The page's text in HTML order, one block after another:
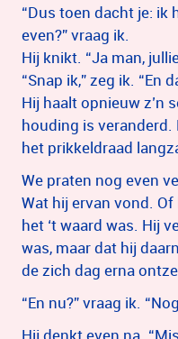
“Dus toen dacht je: ik
even?” vraag ik.
Hij knikt. “Ja man,
“Snap ik,” zeg ik. “En
Hij haalt opnieuw z’n
houding is
het prikkeldraad
We praten nog even
Wat hij ervan vond.
het ‘t waard was. Hij
was, maar dat hij
de zich dag erna
“En nu?” vraag ik.
Hij denkt even na.